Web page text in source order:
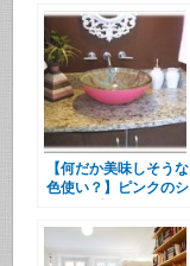
【何だか美味しそうな
色使い？】ピンクのシ